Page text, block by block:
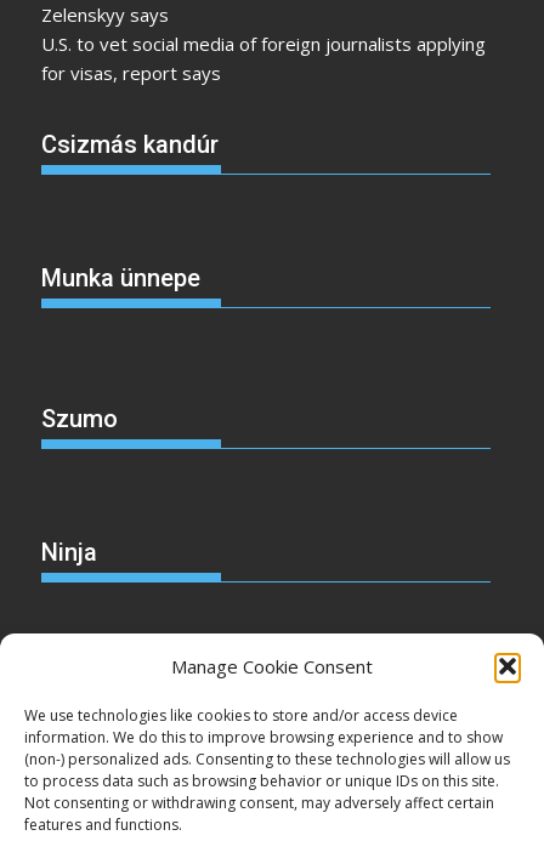
Manage Cookie Consent
We use technologies like cookies to store and/or access device
information. We do this to improve browsing experience and to show
(non-) personalized ads. Consenting to these technologies will allow us
to process data such as browsing behavior or unique IDs on this site.
Not consenting or withdrawing consent, may adversely affect certain
features and functions.
Zelenskyy says
U.S. to vet social media of foreign journalists applying
for visas, report says
Csizmás kandúr
Munka ünnepe
Szumo
Ninja
Cake